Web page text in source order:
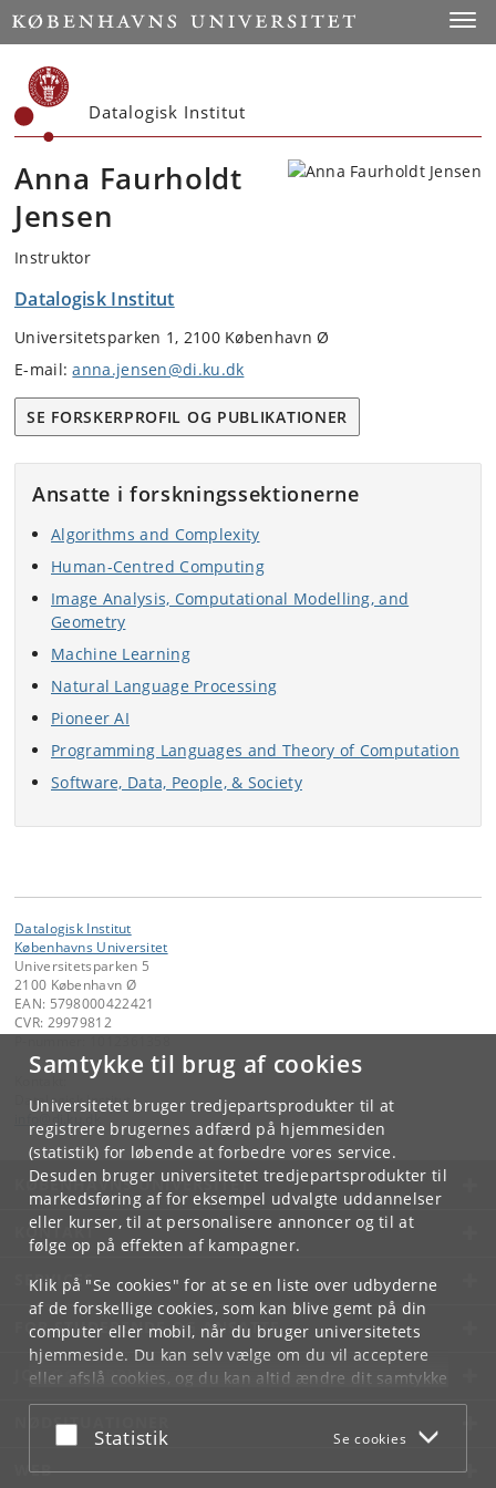
Samtykke til brug af cookies
Universitetet bruger tredjepartsprodukter til at
registrere brugernes adfærd på hjemmesiden
(statistik) for løbende at forbedre vores service.
Desuden bruger universitetet tredjepartsprodukter til
markedsføring af for eksempel udvalgte uddannelser
eller kurser, til at personalisere annoncer og til at
følge op på effekten af kampagner.
Klik på "Se cookies" for at se en liste over udbyderne
af de forskellige cookies, som kan blive gemt på din
computer eller mobil, når du bruger universitetets
hjemmeside. Du kan selv vælge om du vil acceptere
eller afslå cookies, og du kan altid ændre dit samtykke
underCookie- og privatlivspolitiksom du finder i
bunden af hver side.
Acceptér eller afslå
Statistik Se cookies
Start
Datalogisk Institut
Anna Faurholdt
Jensen
Instruktor
Datalogisk Institut
Universitetsparken 1, 2100 København Ø
E-mail:anna.jensen@di.ku.dk
SE FORSKERPROFIL OG PUBLIKATIONER
Ansatte i forskningssektionerne
Algorithms and Complexity
Human-Centred Computing
Image Analysis, Computational Modelling, and
Geometry
Machine Learning
Natural Language Processing
Pioneer AI
Programming Languages and Theory of Computation
Software, Data, People, & Society
Datalogisk Institut
Københavns Universitet
Universitetsparken 5
2100 København Ø
EAN: 5798000422421
CVR: 29979812
Datalogisk Institut
KØBENHAVNS UNIVERSITET
KONTAKT
SERVICES
FOR STUDERENDE OG ANSATTE
JOB OG KARRIERE
NØDSITUATIONER
WEB